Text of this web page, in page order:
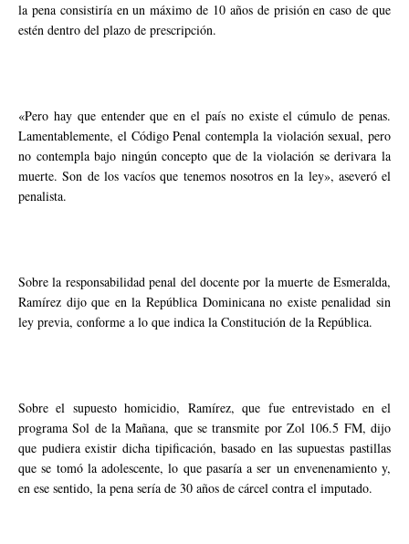
la pena consistiría en un máximo de 10 años de prisión en caso de que
estén dentro del plazo de prescripción.
«Pero hay que entender que en el país no existe el cúmulo de penas.
Lamentablemente, el Código Penal contempla la violación sexual, pero
no contempla bajo ningún concepto que de la violación se derivara la
muerte. Son de los vacíos que tenemos nosotros en la ley», aseveró el
penalista.
Sobre la responsabilidad penal del docente por la muerte de Esmeralda,
Ramírez dijo que en la República Dominicana no existe penalidad sin
ley previa, conforme a lo que indica la Constitución de la República.
Sobre el supuesto homicidio, Ramírez, que fue entrevistado en el
programa Sol de la Mañana, que se transmite por Zol 106.5 FM, dijo
que pudiera existir dicha tipificación, basado en las supuestas pastillas
que se tomó la adolescente, lo que pasaría a ser un envenenamiento y,
en ese sentido, la pena sería de 30 años de cárcel contra el imputado.